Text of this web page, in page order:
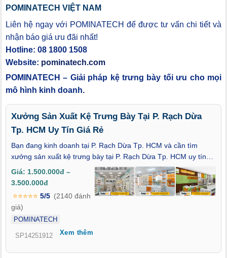
POMINATECH VIỆT NAM
Liên hệ ngay với POMINATECH để được tư vấn chi tiết và
nhận báo giá ưu đãi nhất!
Hotline: 08 1800 1508
Website: pominatech.com
POMINATECH – Giải pháp kệ trưng bày tối ưu cho mọi
mô hình kinh doanh.
Xưởng Sản Xuất Kệ Trưng Bày Tại P. Rạch Dừa
Tp. HCM Uy Tín Giá Rẻ
Bạn đang kinh doanh tại P. Rạch Dừa Tp. HCM và cần tìm
xưởng sản xuất kệ trưng bày tại P. Rạch Dừa Tp. HCM uy tín
giá rẻ để hoàn thiện không gian cửa hàng, showroom hay siêu
thị mini? Làm sao để lựa chọn hệ kệ trưng bày vừa bền chắc,
bố trí hợp lý, lại phù hợp với diện tích và ngân sách kinh doanh
tại khu vực Rạch Dừa? Với hơn 13 năm kinh nghiệm trong lĩnh
vực sản xuất – thiết kế kệ trưng bày, POMINATECH là xưởng
sản xuất trực tiếp, chuyên cung cấp các giải pháp kệ trưng bày
theo yêu cầu, phù hợp đa dạng ngành hàng và mặt bằng kinh
Giá: 1.500.000đ –
3.500.000đ
⭐⭐⭐⭐⭐ 5/5 (2140 đánh
giá)
POMINATECH
SP14251912 Xem thêm